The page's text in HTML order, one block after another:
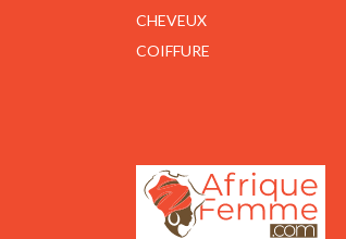
CHEVEUX
COIFFURE